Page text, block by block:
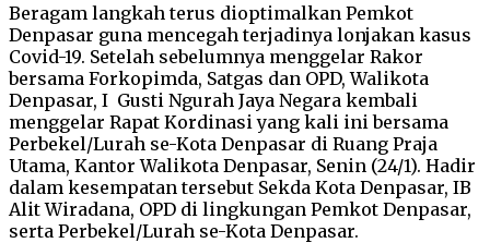
Beragam langkah terus dioptimalkan Pemkot
Denpasar guna mencegah terjadinya lonjakan kasus
Covid-19. Setelah sebelumnya menggelar Rakor
bersama Forkopimda, Satgas dan OPD, Walikota
Denpasar, I Gusti Ngurah Jaya Negara kembali
menggelar Rapat Kordinasi yang kali ini bersama
Perbekel/Lurah se-Kota Denpasar di Ruang Praja
Utama, Kantor Walikota Denpasar, Senin (24/1). Hadir
dalam kesempatan tersebut Sekda Kota Denpasar, IB
Alit Wiradana, OPD di lingkungan Pemkot Denpasar,
serta Perbekel/Lurah se-Kota Denpasar.